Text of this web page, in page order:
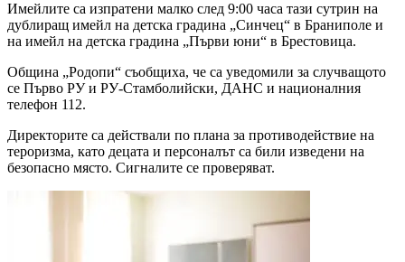
Имейлите са изпратени малко след 9:00 часа тази сутрин на
дублиращ имейл на детска градина „Синчец“ в Браниполе и
на имейл на детска градина „Първи юни“ в Брестовица.
Община „Родопи“ съобщиха, че са уведомили за случващото
се Първо РУ и РУ-Стамболийски, ДАНС и националния
телефон 112.
Директорите са действали по плана за противодействие на
тероризма, като децата и персоналът са били изведени на
безопасно място. Сигналите се проверяват.